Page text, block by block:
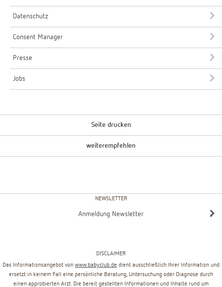
Datenschutz
Consent Manager
Presse
Jobs
Seite drucken
weiterempfehlen
NEWSLETTER
Anmeldung Newsletter
DISCLAIMER
Das Informationsangebot von www.babyclub.de dient ausschließlich Ihrer Information und
ersetzt in keinem Fall eine persönliche Beratung, Untersuchung oder Diagnose durch
einen approbierten Arzt. Die bereit gestellten Informationen und Inhalte rund um